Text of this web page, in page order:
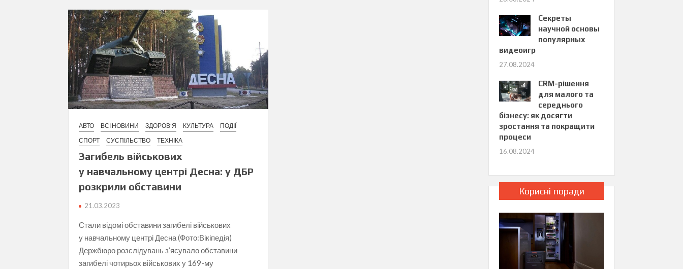
АВТО ВСІ НОВИНИ ЗДОРОВ'Я КУЛЬТУРА
ПОДІЇ
СПОРТ
СУСПІЛЬСТВО ТЕХНІКА
Загибель військових
у навчальному центрі Десна: у ДБР
розкрили обставини
21.03.2023
Стали відомі обставини загибелі військових
у навчальному центрі Десна (Фото:Вікіпедія)
Держбюро розслідувань з’ясувало обставини
загибелі чотирьох військових у 169-му
Секреты
научной основы
популярных
видеоигр
27.08.2024
CRM-рішення
для малого та
середнього
бізнесу: як досягти
зростання та покращити
процеси
16.08.2024
Корисні поради